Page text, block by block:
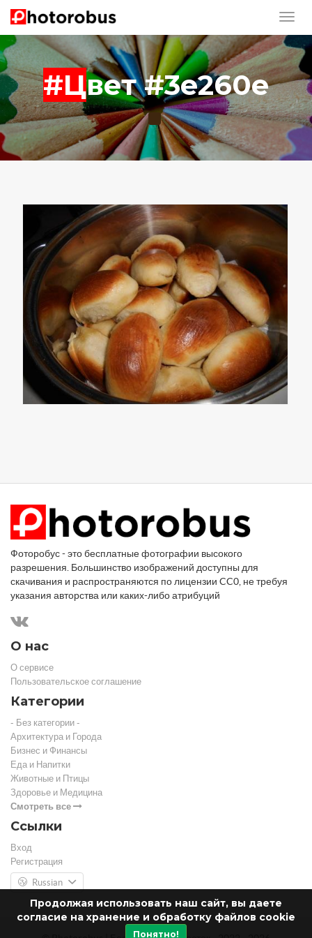
Продолжая использовать наш сайт, вы даете
согласие на хранение и обработку файлов cookie
Понятно!
#Цвет #3e260e
Фоторобус - это бесплатные фотографии высокого
разрешения. Большинство изображений доступны для
скачивания и распространяются по лицензии CC0, не требуя
указания авторства или каких-либо атрибуций
О нас
О сервисе
Пользовательское соглашение
Категории
- Без категории -
Архитектура и Города
Бизнес и Финансы
Еда и Напитки
Животные и Птицы
Здоровье и Медицина
Смотреть все
Ссылки
Вход
Регистрация
Russian